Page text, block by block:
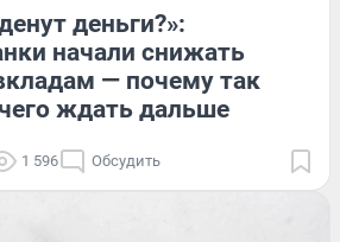
деньги?»:
начали снижать
— почему так
ждать дальше
1 596 Обсудить